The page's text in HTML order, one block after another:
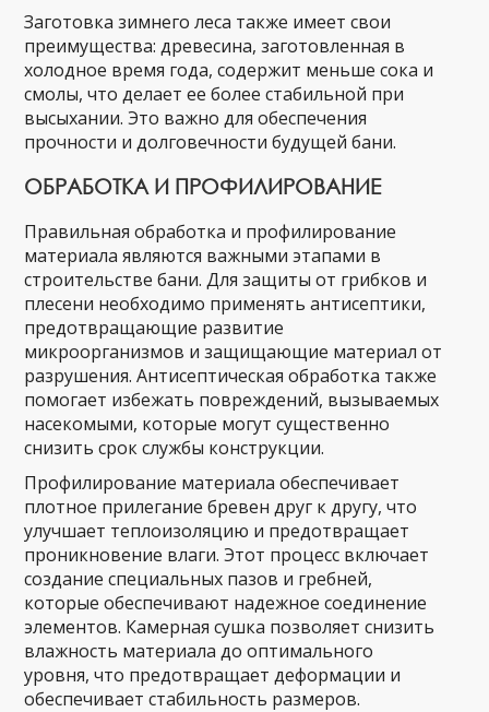
Заготовка зимнего леса также имеет свои
преимущества: древесина, заготовленная в
холодное время года, содержит меньше сока и
смолы, что делает ее более стабильной при
высыхании. Это важно для обеспечения
прочности и долговечности будущей бани.
ОБРАБОТКА И ПРОФИЛИРОВАНИЕ
Правильная обработка и профилирование
материала являются важными этапами в
строительстве бани. Для защиты от грибков и
плесени необходимо применять антисептики,
предотвращающие развитие
микроорганизмов и защищающие материал от
разрушения. Антисептическая обработка также
помогает избежать повреждений, вызываемых
насекомыми, которые могут существенно
снизить срок службы конструкции.
Профилирование материала обеспечивает
плотное прилегание бревен друг к другу, что
улучшает теплоизоляцию и предотвращает
проникновение влаги. Этот процесс включает
создание специальных пазов и гребней,
которые обеспечивают надежное соединение
элементов. Камерная сушка позволяет снизить
влажность материала до оптимального
уровня, что предотвращает деформации и
обеспечивает стабильность размеров.